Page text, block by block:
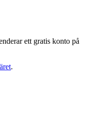
ett gratis konto på
.